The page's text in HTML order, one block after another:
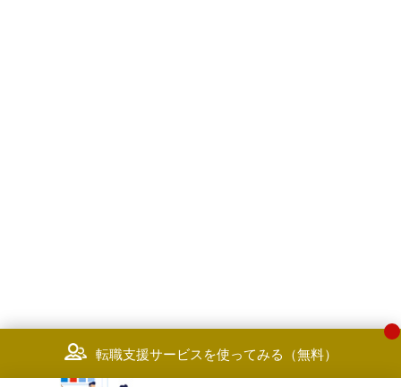
転職支援サービスを使ってみる（無料）